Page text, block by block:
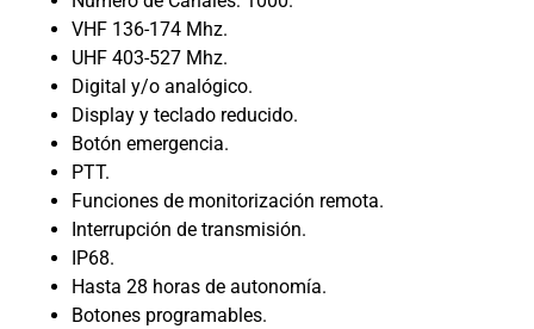
VHF 136-174 Mhz.
UHF 403-527 Mhz.
Digital y/o analógico.
Display y teclado reducido.
Botón emergencia.
PTT.
Funciones de monitorización remota.
Interrupción de transmisión.
IP68.
Hasta 28 horas de autonomía.
Botones programables.